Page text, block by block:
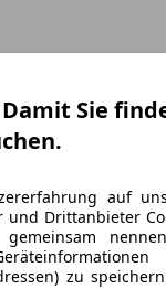
Sie
auf
Drittanbieter
gemeinsam
zu